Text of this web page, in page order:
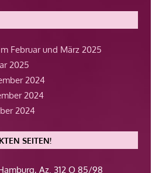
Februar und März 2025
2025
2024
2024
2024
SEITEN!
Az. 312 O 85/98